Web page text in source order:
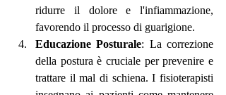
ridurre il dolore e l'infiammazione,
favorendo il processo di guarigione.
Educazione Posturale: La correzione
della postura è cruciale per prevenire e
trattare il mal di schiena. I fisioterapisti